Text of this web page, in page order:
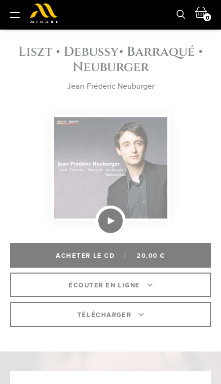
0
Liszt • Debussy• Barraqué •
Neuburger
Jean-Frédéric Neuburger
ACHETER LE CD | 20,00 €
ÉCOUTER EN LIGNE
TÉLÉCHARGER